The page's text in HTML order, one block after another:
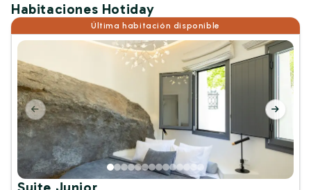
Habitaciones Hotiday
Última habitación disponible